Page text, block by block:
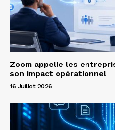
Zoom appelle les
son impact opérationnel
16 Juillet 2026